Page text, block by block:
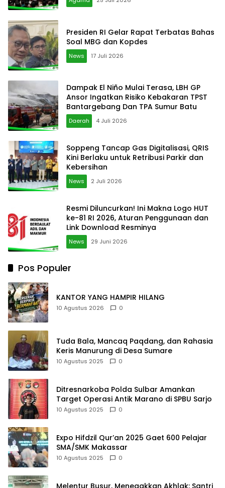
Presiden RI Gelar Rapat Terbatas Bahas
Soal MBG dan Kopdes
News 17 Juli 2026
Dampak El Niño Mulai Terasa, LBH GP
Ansor Ingatkan Risiko Kebakaran TPST
Bantargebang Dan TPA Sumur Batu
Daerah 4 Juli 2026
Soppeng Tancap Gas Digitalisasi, QRIS
Kini Berlaku untuk Retribusi Parkir dan
Kebersihan
News 2 Juli 2026
Resmi Diluncurkan! Ini Makna Logo HUT
ke-81 RI 2026, Aturan Penggunaan dan
Link Download Resminya
News 29 Juni 2026
Pos Populer
KANTOR YANG HAMPIR HILANG
10 Agustus 2026 0
Tuda Bala, Mancaq Paqdang, dan Rahasia
Keris Manurung di Desa Sumare
10 Agustus 2025 0
Ditresnarkoba Polda Sulbar Amankan
Target Operasi Antik Marano di SPBU Sarjo
10 Agustus 2025 0
Expo Hifdzil Qur’an 2025 Gaet 600 Pelajar
SMA/SMK Makassar
10 Agustus 2025 0
Melentur Busur, Menegakkan Akhlak: Santri